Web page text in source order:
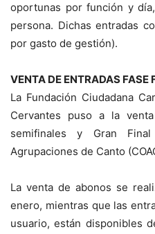
oportunas por función y
persona. Dichas entradas
por gasto de gestión).
VENTA DE ENTRADAS FASE
La Fundación Ciudadana
Cervantes puso a la
semifinales y Gran
Agrupaciones de Canto
La venta de abonos se
enero, mientras que las
usuario, están disponibles